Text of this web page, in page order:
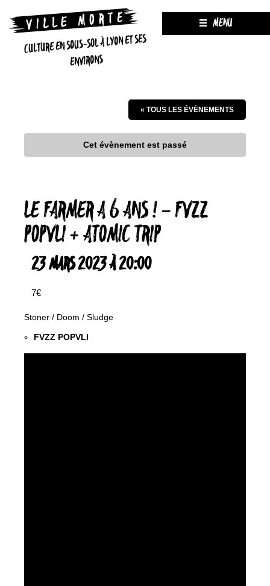
CULTURE EN SOUS-SOL À LYON ET SES
ENVIRONS
MENU
« TOUS LES ÉVÈNEMENTS
Cet évènement est passé
LE FARMER A 6 ANS ! – FVZZ
POPVLI + ATOMIC TRIP
23 MARS 2023 À 20:00
7€
Stoner / Doom / Sludge
FVZZ POPVLI